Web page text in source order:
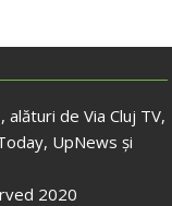
de Via Cluj TV,
UpNews și
2020